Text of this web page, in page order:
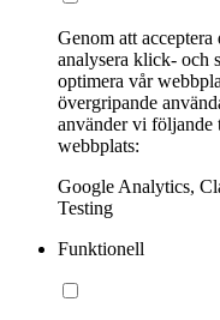
Genom att
analysera klick- och
optimera vår
övergripande
använder vi följande
webbplats:
Google Analytics,
Testing
Funktionell